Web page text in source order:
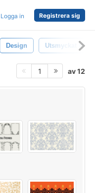
Logga in Registrera sig
Design Utsmyckat
1 av 12